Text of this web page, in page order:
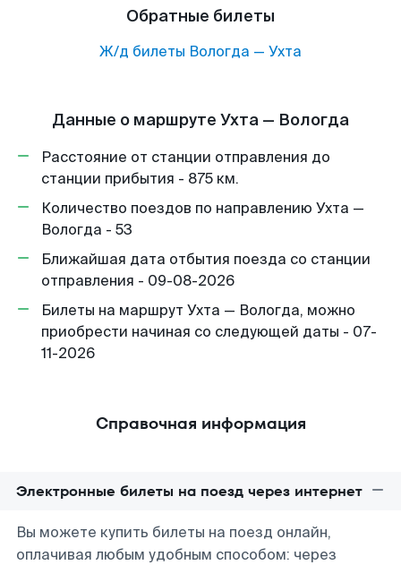
Обратные билеты
Ж/д билеты Вологда — Ухта
Данные о маршруте Ухта — Вологда
Расстояние от станции отправления до
станции прибытия - 875 км.
Количество поездов по направлению Ухта —
Вологда - 53
Ближайшая дата отбытия поезда со станции
отправления - 09-08-2026
Билеты на маршрут Ухта — Вологда, можно
приобрести начиная со следующей даты - 07-
11-2026
Справочная информация
Электронные билеты на поезд через интернет
Вы можете купить билеты на поезд онлайн,
оплачивая любым удобным способом: через